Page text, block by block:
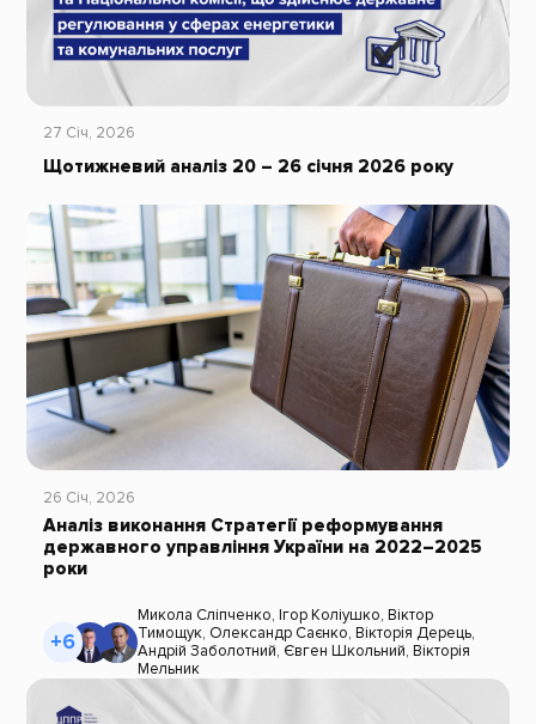
27 Січ, 2026
Щотижневий аналіз 20 – 26 січня 2026 року
26 Січ, 2026
Аналіз виконання Стратегії реформування
державного управління України на 2022–2025
роки
+6
Микола Сліпченко, Ігор Коліушко, Віктор
Тимощук, Олександр Саєнко, Вікторія Дерець,
Андрій Заболотний, Євген Школьний, Вікторія
Мельник